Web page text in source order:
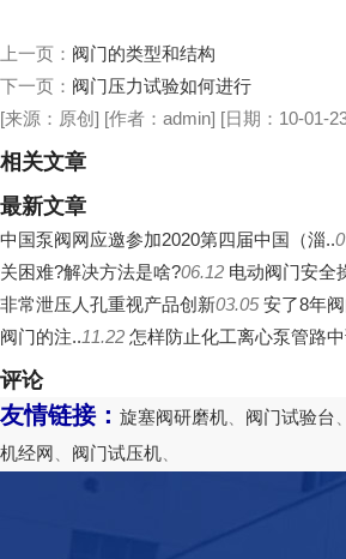
上一页： 阀门的类型和结构
下一页： 阀门压力试验如何进行
[来源：原创] [作者：admin] [日期：10-01-
相关文章
最新文章
中国泵阀网应邀参加2020第四届中国（淄..
关困难?解决方法是啥?06.12 电动阀门安全
非常泄压人孔重视产品创新03.05 安了8年
阀门的注..11.22 怎样防止化工离心泵管路
评论
友情链接： 旋塞阀研磨机 阀门试验台
机经网
阀门试压机